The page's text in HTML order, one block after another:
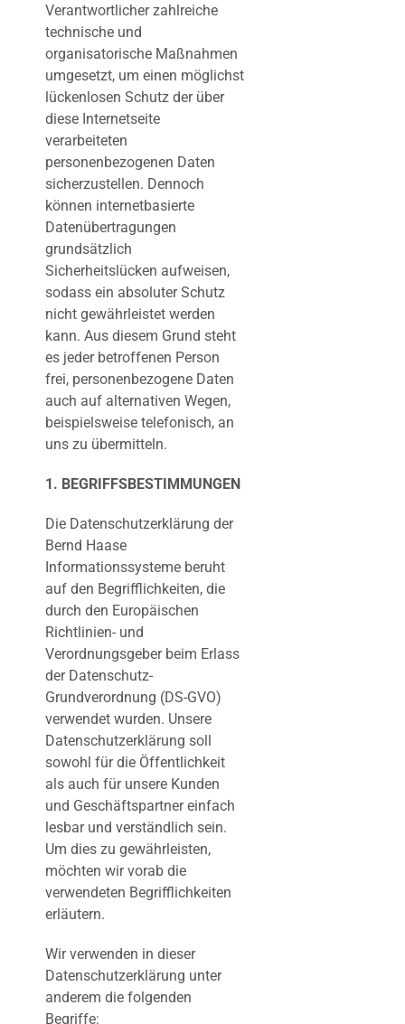
Verantwortlicher zahlreiche
technische und
organisatorische Maßnahmen
umgesetzt, um einen möglichst
lückenlosen Schutz der über
diese Internetseite
verarbeiteten
personenbezogenen Daten
sicherzustellen. Dennoch
können internetbasierte
Datenübertragungen
grundsätzlich
Sicherheitslücken aufweisen,
sodass ein absoluter Schutz
nicht gewährleistet werden
kann. Aus diesem Grund steht
es jeder betroffenen Person
frei, personenbezogene Daten
auch auf alternativen Wegen,
beispielsweise telefonisch, an
uns zu übermitteln.
1. BEGRIFFSBESTIMMUNGEN
Die Datenschutzerklärung der
Bernd Haase
Informationssysteme beruht
auf den Begrifflichkeiten, die
durch den Europäischen
Richtlinien- und
Verordnungsgeber beim Erlass
der Datenschutz-
Grundverordnung (DS-GVO)
verwendet wurden. Unsere
Datenschutzerklärung soll
sowohl für die Öffentlichkeit
als auch für unsere Kunden
und Geschäftspartner einfach
lesbar und verständlich sein.
Um dies zu gewährleisten,
möchten wir vorab die
verwendeten Begrifflichkeiten
erläutern.
Wir verwenden in dieser
Datenschutzerklärung unter
anderem die folgenden
Begriffe: